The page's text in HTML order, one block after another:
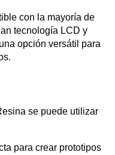
con la mayoría de
tecnología LCD y
opción versátil para
se puede utilizar
para crear prototipos